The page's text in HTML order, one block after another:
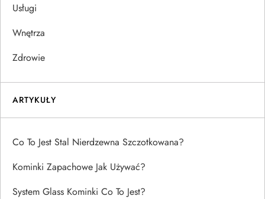
Usługi
Wnętrza
Zdrowie
ARTYKUŁY
Co To Jest Stal Nierdzewna Szczotkowana?
Kominki Zapachowe Jak Używać?
System Glass Kominki Co To Jest?